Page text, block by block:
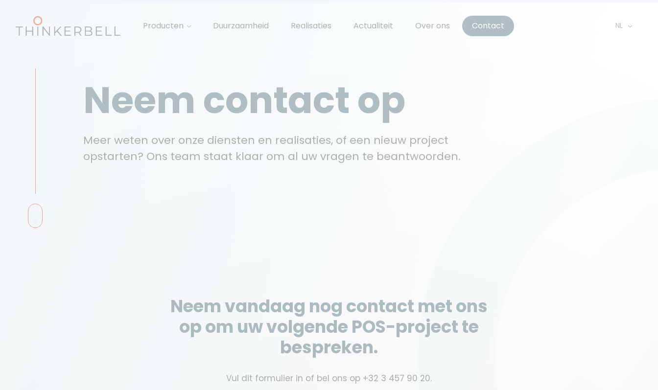
Producten Duurzaamheid Realisaties Actualiteit Over ons Contact NL
EN
Neem contact op
Meer weten over onze diensten en realisaties, of een nieuw project
opstarten? Ons team staat klaar om al uw vragen te beantwoorden.
Neem vandaag nog contact met ons
op om uw volgende POS-project te
bespreken.
Vul dit formulier in of bel ons op +32 3 457 90 20.